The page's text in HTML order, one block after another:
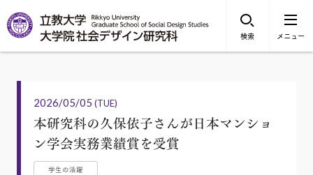
検索 メニュー
2026/05/05 (TUE)
本研究科の久保依子さんが日本マンショ
ン学会実務業績賞を受賞
学生の活躍